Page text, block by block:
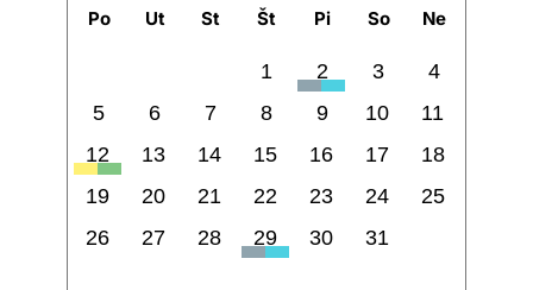
Po Ut St Št Pi So Ne
1 2 3
4
5
6 7 8 9 10
11
12
13 14 15 16 17
18
19
20 21 22 23 24
25
26
27 28 29 30 31